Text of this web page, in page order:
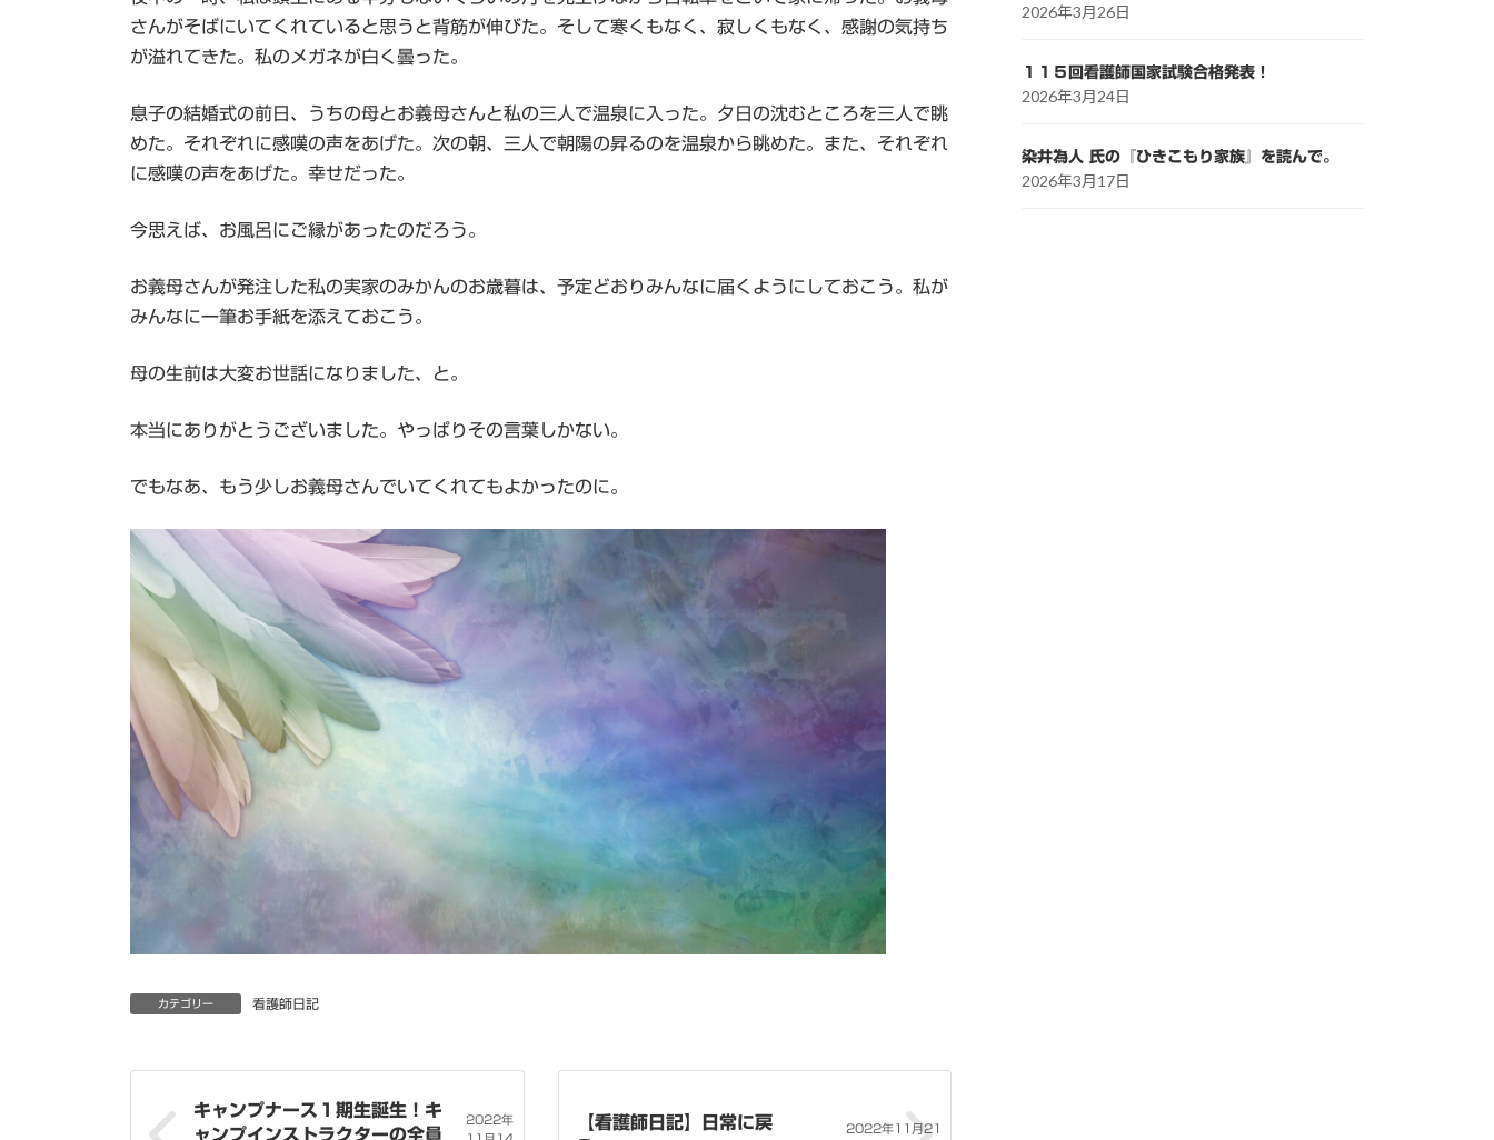
さんがそばにいてくれていると思うと背筋が伸びた。そして寒くもなく、寂しくもなく、感謝の気持ち
が溢れてきた。私のメガネが白く曇った。
息子の結婚式の前日、うちの母とお義母さんと私の三人で温泉に入った。夕日の沈むところを三人で眺
めた。それぞれに感嘆の声をあげた。次の朝、三人で朝陽の昇るのを温泉から眺めた。また、それぞれ
に感嘆の声をあげた。幸せだった。
今思えば、お風呂にご縁があったのだろう。
お義母さんが発注した私の実家のみかんのお歳暮は、予定どおりみんなに届くようにしておこう。私が
みんなに一筆お手紙を添えておこう。
母の生前は大変お世話になりました、と。
本当にありがとうございました。やっぱりその言葉しかない。
でもなあ、もう少しお義母さんでいてくれてもよかったのに。
カテゴリー 看護師日記
キャンプナース１期生誕生！キ
ャンプインストラクターの全員
2022年
【看護師日記】日常に戻
2022年11月21
2026年3月26日
１１５回看護師国家試験合格発表！
2026年3月24日
染井為人 氏の『ひきこもり家族』を読んで。
2026年3月17日